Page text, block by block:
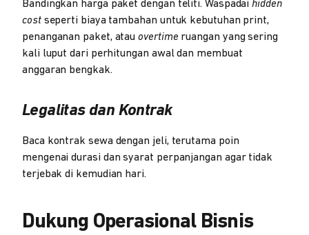
Bandingkan harga paket dengan teliti. Waspadaihidden
costseperti biaya tambahan untuk kebutuhan print,
penanganan paket, atauovertime ruangan yang sering
kali luput dari perhitungan awal dan membuat
anggaran bengkak.
Legalitas dan Kontrak
Baca kontrak sewa dengan jeli, terutama poin
mengenai durasi dan syarat perpanjangan agar tidak
terjebak di kemudian hari.
Dukung Operasional Bisnis